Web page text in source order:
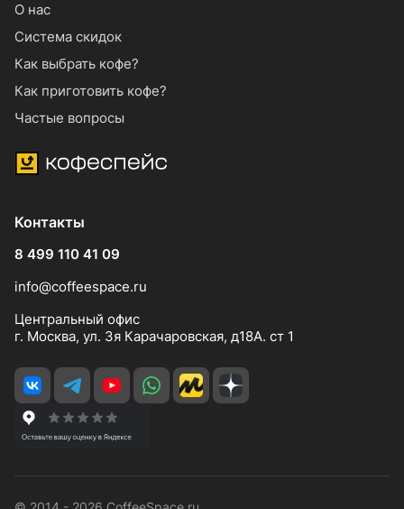
О нас
Система скидок
Как выбрать кофе?
Как приготовить кофе?
Частые вопросы
Контакты
8 499 110 41 09
info@coffeespace.ru
Центральный офис
г. Москва, ул. 3я Карачаровская, д18А. ст 1